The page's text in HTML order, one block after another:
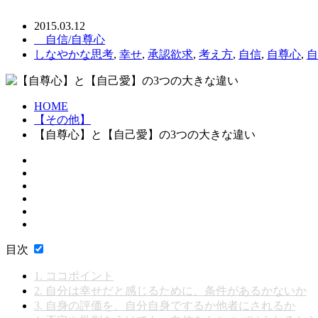
2015.03.12
自信/自尊心
しなやかな思考, 幸せ, 承認欲求, 考え方, 自信, 自尊心,
HOME
【その他】
【自尊心】と【自己愛】の3つの大きな違い
目次
1. ココポイント
2. 自分は幸せだと感じるために、条件があるかないか
3. 自身の評価を、自分自身でするか他者にされるか